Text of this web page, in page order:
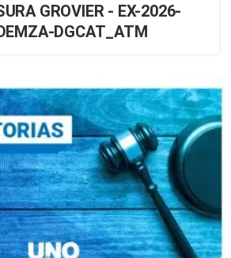
GROVIER - EX-2026-
DGCAT_ATM